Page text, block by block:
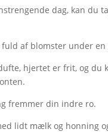
til
dag, kan du
af blomster under en
hjertet er frit, og du
fremmer din indre ro.
lidt mælk og honning